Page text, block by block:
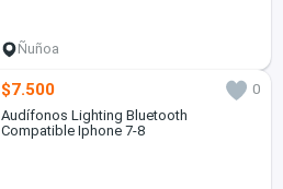
Ñuñoa
$7.500
0
Audífonos Lighting Bluetooth
Compatible Iphone 7-8